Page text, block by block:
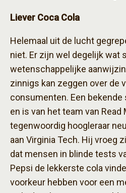
Liever Coca Cola
Helemaal uit de lucht
niet. Er zijn wel degelijk wat
wetenschappelijke
zinnigs kan zeggen over de
consumenten. Een
en is van het team van Read
tegenwoordig hoogleraar
aan Virginia Tech. Hij vroeg
dat mensen in blinde tests
Pepsi de lekkerste cola
voorkeur hebben voor een